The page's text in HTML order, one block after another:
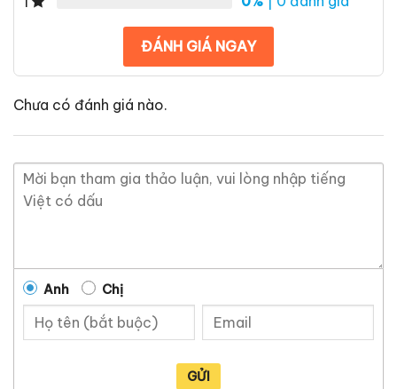
ĐÁNH GIÁ NGAY
Chưa có đánh giá nào.
Anh Chị
GỬI